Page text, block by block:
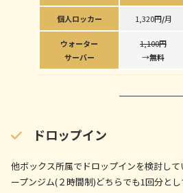
個人ロッカー 1,320円/月
ウォーター
サーバー
1,100円
→無料
ドロップイン
他ボックス所属でドロップインを検討し
ープンジム(２時間制)どちらでも1回分とし